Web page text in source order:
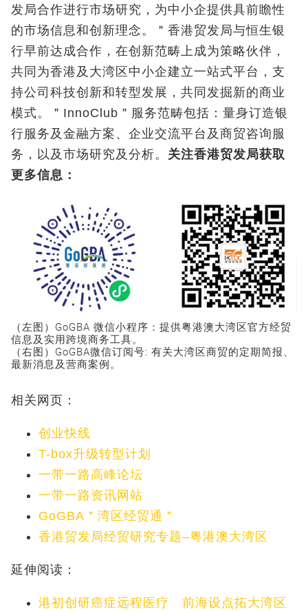
发局合作进行市场研究，为中小企提供具前瞻性
的市场信息和创新理念。＂香港贸发局与恒生银
行早前达成合作，在创新范畴上成为策略伙伴，
共同为香港及大湾区中小企建立一站式平台，支
持公司科技创新和转型发展，共同发掘新的商业
模式。＂InnoClub＂服务范畴包括：量身订造银
行服务及金融方案、企业交流平台及商贸咨询服
务，以及市场研究及分析。 关注香港贸发局获取
更多信息：
（左图）GoGBA 微信小程序：提供粤港澳大湾区官方经贸
信息及实用跨境商务工具。
（右图）GoGBA微信订阅号: 有关大湾区商贸的定期简报、
最新消息及营商案例。
相关网页：
创业快线
T-box升级转型计划
一带一路高峰论坛
一带一路资讯网站
GoGBA＂湾区经贸通＂
香港贸发局经贸研究专题–粤港澳大湾区
延伸阅读：
港初创研癌症远程医疗 前海设点拓大湾区